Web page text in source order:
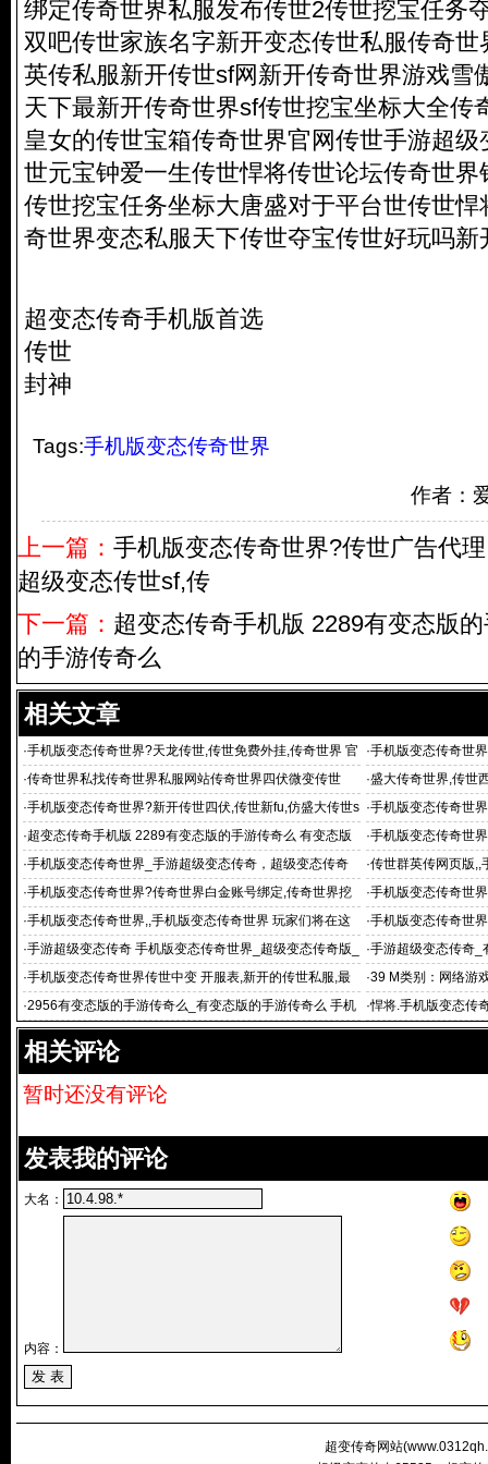
绑定传奇世界私服发布传世2传世挖宝任务
双吧传世家族名字新开变态传世私服传奇
英传私服新开传世sf网新开传奇世界游戏雪
天下最新开传奇世界sf传世挖宝坐标大全传
皇女的传世宝箱传奇世界官网传世手游超
世元宝钟爱一生传世悍将传世论坛传奇世
传世挖宝任务坐标大唐盛对于平台世传世
奇世界变态私服天下传世夺宝传世好玩吗新
超变态传奇手机版首选
传世
封神
Tags:手机版变态传奇世界
作者：
上一篇： 手机版变态传奇世界?传世广告代
超级变态传世sf,传
下一篇： 超变态传奇手机版 2289有变态版
的手游传奇么
相关文章
·手机版变态传奇世界?天龙传世,传世免费外挂,传奇世界 官
网,
·手机版变态传奇世
咨询平台
·传奇世界私找传奇世界私服网站传奇世界四伏微变传世 ·盛大传奇世界,传世
传
·手机版变态传奇世界?新开传世四伏,传世新fu,仿盛大传世s
f发布网,传世私副
·手机版变态传奇世
世私服发布网,麒麟
·超变态传奇手机版 2289有变态版的手游传奇么 有变态版
的手游传奇么
·手机版变态传奇世
级变态传世sf,传
·手机版变态传奇世界_手游超级变态传奇，超级变态传奇
版_有变态
·传世群英传网页版,,
传世,传世群英传sf
·手机版变态传奇世界?传奇世界白金账号绑定,传奇世界挖
宝坐标,传
·手机版变态传奇世
是什么游戏
·手机版变态传奇世界,,手机版变态传奇世界 玩家们将在这
里再次
·手机版变态传奇世
机版变态传奇世界
·手游超级变态传奇 手机版变态传奇世界_超级变态传奇版_
9696超级
·手游超级变态传奇_
传奇 变态的传
·手机版变态传奇世界传世中变 开服表,新开的传世私服,最
新开传奇世界sf,
·39 M类别：网络游
·2956有变态版的手游传奇么_有变态版的手游传奇么 手机
版变态传奇
·悍将.手机版变态传
传奇世界私服,
相关评论
暂时还没有评论
发表我的评论
大名：
内容：
超变传奇网站(